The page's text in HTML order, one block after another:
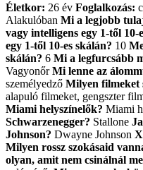
Életkor: 26 év Foglalkozás:
Alakulóban Mi a legjobb
vagy intelligens egy 1-től 10-
egy 1-től 10-es skálán? 10
skálán? 6 Mi a legfurcsább
VagyonőrMi lenne az
személyedző Milyen filmeket
alapuló filmeket, gengszter
Miami helyszínelők? Miami
Schwarzenegger? Stallone
Johnson? Dwayne Johnson
Milyen rossz szokásaid
olyan, amit nem csinálnál